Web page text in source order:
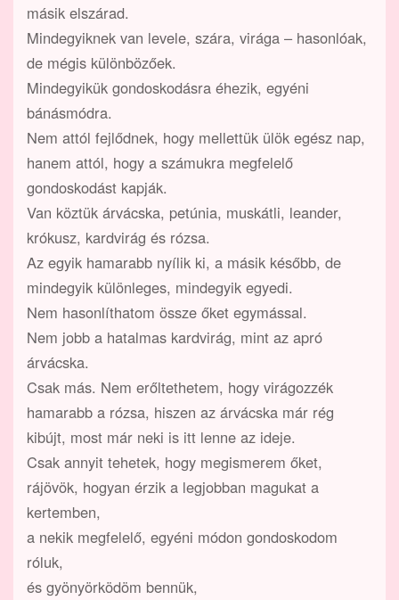
másik elszárad.
Mindegyiknek van levele, szára, virága – hasonlóak,
de mégis különbözőek.
Mindegyikük gondoskodásra éhezik, egyéni
bánásmódra.
Nem attól fejlődnek, hogy mellettük ülök egész nap,
hanem attól, hogy a számukra megfelelő
gondoskodást kapják.
Van köztük árvácska, petúnia, muskátli, leander,
krókusz, kardvirág és rózsa.
Az egyik hamarabb nyílik ki, a másik később, de
mindegyik különleges, mindegyik egyedi.
Nem hasonlíthatom össze őket egymással.
Nem jobb a hatalmas kardvirág, mint az apró
árvácska.
Csak más. Nem erőltethetem, hogy virágozzék
hamarabb a rózsa, hiszen az árvácska már rég
kibújt, most már neki is itt lenne az ideje.
Csak annyit tehetek, hogy megismerem őket,
rájövök, hogyan érzik a legjobban magukat a
kertemben,
a nekik megfelelő, egyéni módon gondoskodom
róluk,
és gyönyörködöm bennük,